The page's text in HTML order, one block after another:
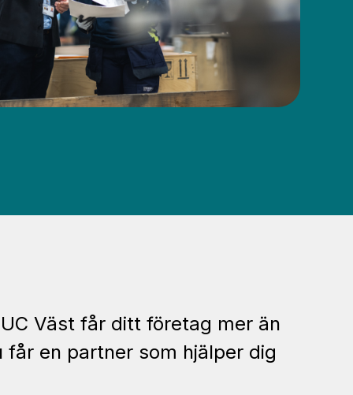
Väst får ditt företag mer än
får en partner som hjälper dig